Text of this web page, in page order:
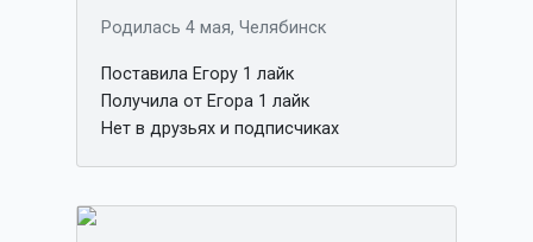
Родилась 4 мая, Челябинск
Поставила Егору 1 лайк
Получила от Егора 1 лайк
Нет в друзьях и подписчиках